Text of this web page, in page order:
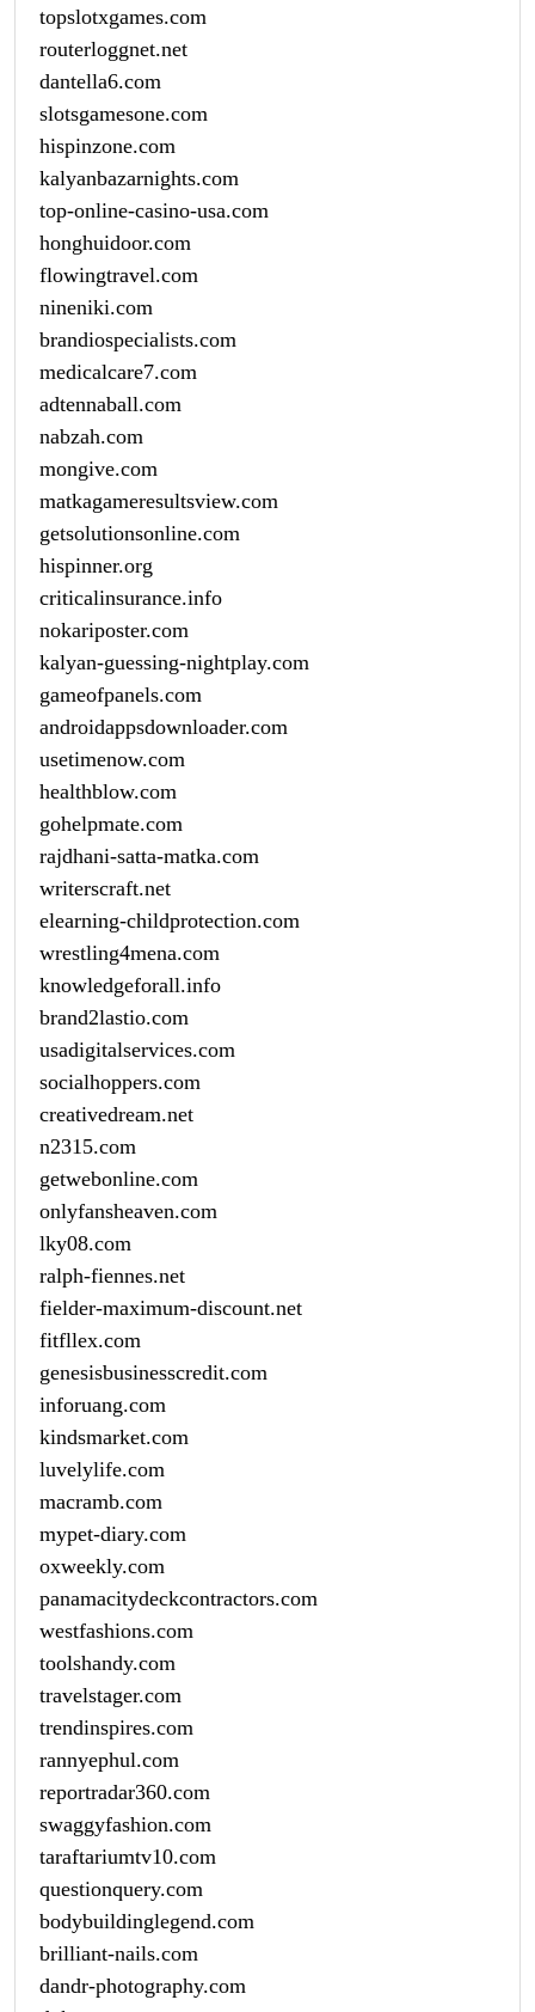
topslotxgames.com
routerloggnet.net
dantella6.com
slotsgamesone.com
hispinzone.com
kalyanbazarnights.com
top-online-casino-usa.com
honghuidoor.com
flowingtravel.com
nineniki.com
brandiospecialists.com
medicalcare7.com
adtennaball.com
nabzah.com
mongive.com
matkagameresultsview.com
getsolutionsonline.com
hispinner.org
criticalinsurance.info
nokariposter.com
kalyan-guessing-nightplay.com
gameofpanels.com
androidappsdownloader.com
usetimenow.com
healthblow.com
gohelpmate.com
rajdhani-satta-matka.com
writerscraft.net
elearning-childprotection.com
wrestling4mena.com
knowledgeforall.info
brand2lastio.com
usadigitalservices.com
socialhoppers.com
creativedream.net
n2315.com
getwebonline.com
onlyfansheaven.com
lky08.com
ralph-fiennes.net
fielder-maximum-discount.net
fitfllex.com
genesisbusinesscredit.com
inforuang.com
kindsmarket.com
luvelylife.com
macramb.com
mypet-diary.com
oxweekly.com
panamacitydeckcontractors.com
westfashions.com
toolshandy.com
travelstager.com
trendinspires.com
rannyephul.com
reportradar360.com
swaggyfashion.com
taraftariumtv10.com
questionquery.com
bodybuildinglegend.com
brilliant-nails.com
dandr-photography.com